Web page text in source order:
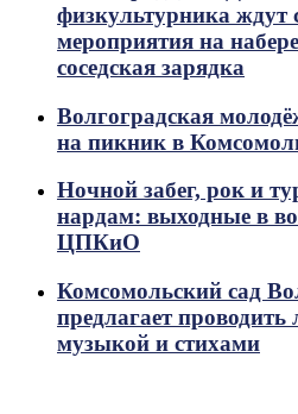
физкультурника ждут
мероприятия на
соседская зарядка
Волгоградская
на пикник в
Ночной забег, рок и
нардам: выходные в
ЦПКиО
Комсомольский сад
предлагает проводить
музыкой и стихами